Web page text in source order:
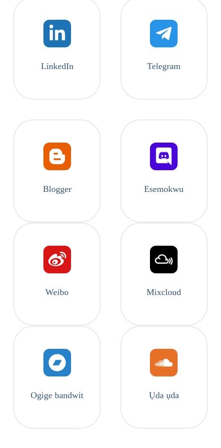
LinkedIn Telegram
Blogger Esemokwu
Weibo Mixcloud
Ogige bandwit Ụda ụda